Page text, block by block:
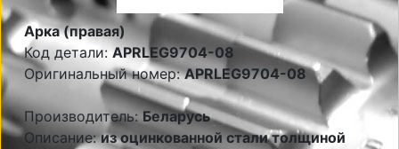
Арка (правая)
Код детали:APRLEG9704-08
Оригинальный номер:APRLEG9704-08
Производитель: Беларусь
Описание:из оцинкованной стали толщиной